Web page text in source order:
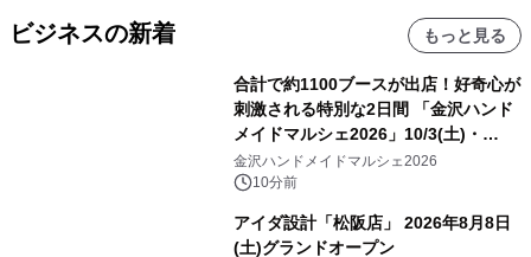
ビジネスの新着 もっと見る
合計で約1100ブースが出店！好奇心が
刺激される特別な2日間 「金沢ハンド
メイドマルシェ2026」10/3(土)・
10/4(日)開催
金沢ハンドメイドマルシェ2026
10分前
アイダ設計「松阪店」 2026年8月8日
(土)グランドオープン